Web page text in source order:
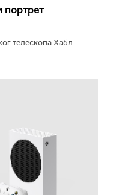
портрет
телескопа Хабл